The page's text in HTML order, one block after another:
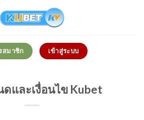
สมาชิก เข้าสู่ระบบ
และเงื่อนไข Kubet